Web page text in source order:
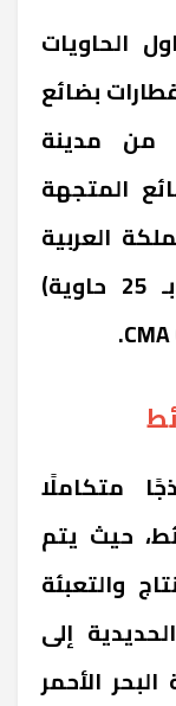
الحاويات
بضائع
من مدينة
المتجهة
العربية
السعودية (كل قطار محمل بـ 25 حاوية)
متكاملًا
حيث يتم
والتعبئة
إلى
الأحمر